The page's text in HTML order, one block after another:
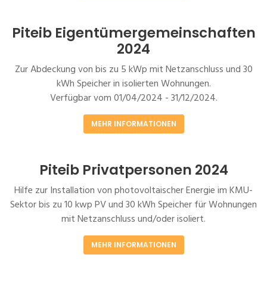
Piteib Eigentümergemeinschaften
2024
Zur Abdeckung von bis zu 5 kWp mit Netzanschluss und 30
kWh Speicher in isolierten Wohnungen.
Verfügbar vom 01/04/2024 - 31/12/2024.
MEHR INFORMATIONEN
Piteib Privatpersonen 2024
Hilfe zur Installation von photovoltaischer Energie im KMU-
Sektor bis zu 10 kwp PV und 30 kWh Speicher für Wohnungen
mit Netzanschluss und/oder isoliert.
MEHR INFORMATIONEN